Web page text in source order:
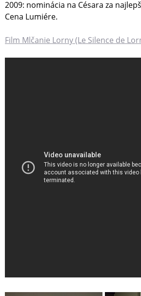
2009: nominácia na Césara za
Cena Lumiére.
Film Mlčanie Lorny (Le Silence de